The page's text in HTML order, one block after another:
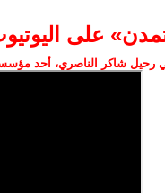
على
رحيل شاكر الناصري، أحد